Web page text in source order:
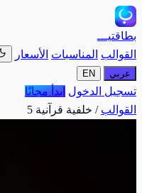
بطاقتيـــ
القوالب المناسبات الأسعار
عربي EN
تسجيل الدخول ابدأ مجانًا
القوالب / خلفية قرآنية 5